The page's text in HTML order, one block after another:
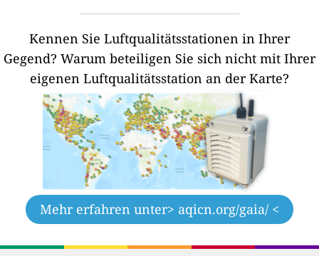
Kennen Sie Luftqualitätsstationen in Ihrer
Gegend? Warum beteiligen Sie sich nicht mit Ihrer
eigenen Luftqualitätsstation an der Karte?
Mehr erfahren unter> aqicn.org/gaia/ <